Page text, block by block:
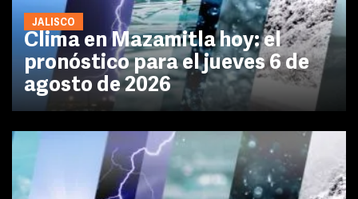
JALISCO
Clima en Mazamitla hoy: el
pronóstico para el jueves 6 de
agosto de 2026